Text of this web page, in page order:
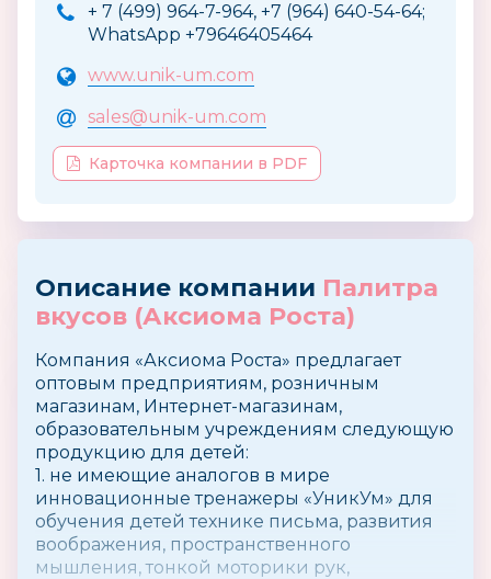
+ 7 (499) 964-7-964, +7 (964) 640-54-64;
WhatsApp +79646405464
www.unik-um.com
sales@unik-um.com
Карточка компании в PDF
Описание компании Палитра
вкусов (Аксиома Роста)
Компания «Аксиома Роста» предлагает
оптовым предприятиям, розничным
магазинам, Интернет-магазинам,
образовательным учреждениям следующую
продукцию для детей:
1. не имеющие аналогов в мире
инновационные тренажеры «УникУм» для
обучения детей технике письма, развития
воображения, пространственного
мышления, тонкой моторики рук,